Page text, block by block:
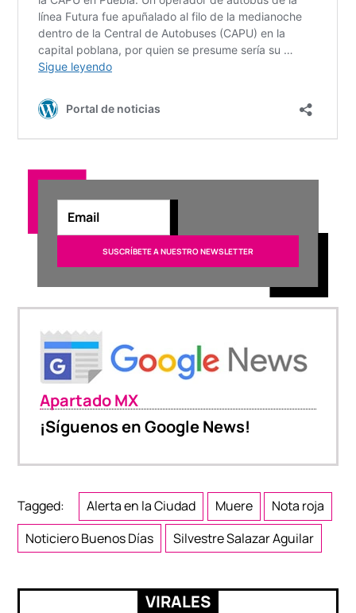
Apartado MX
¡Síguenos en Google News!
Tagged: Alerta en la Ciudad Muere
Nota roja
Noticiero Buenos Días
Silvestre Salazar Aguilar
VIRALES